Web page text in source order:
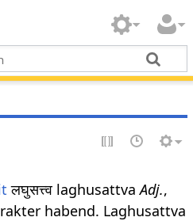
लघुसत्त्व laghusattvaAdj.,
habend. Laghusattva